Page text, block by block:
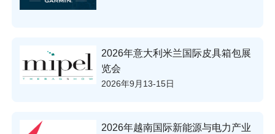
2026年意大利米兰国际皮具箱包展
览会
2026年9月13-15日
2026年越南国际新能源与电力产业